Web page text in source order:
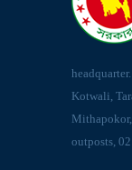
Kotwali,
outposts,